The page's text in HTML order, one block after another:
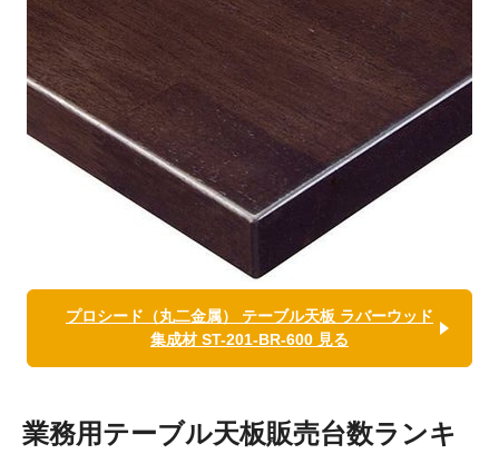
プロシード（丸二金属） テーブル天板 ラバーウッド
集成材 ST-201-BR-600 見る
業務用テーブル天板販売台数ランキ